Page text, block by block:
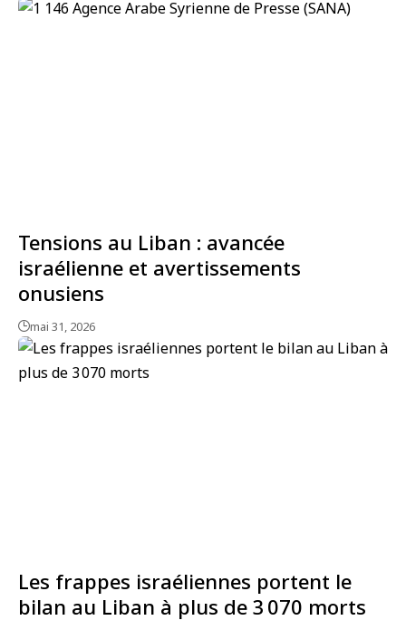
Tensions au Liban : avancée
israélienne et avertissements
onusiens
mai 31, 2026
Les frappes israéliennes portent le
bilan au Liban à plus de 3 070 morts